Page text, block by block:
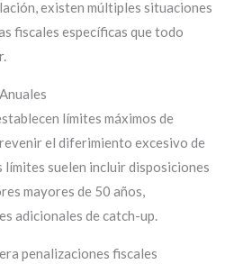
existen múltiples situaciones
fiscales específicas que todo
límites máximos de
el diferimiento excesivo de
suelen incluir disposiciones
mayores de 50 años,
adicionales de catch-up.
penalizaciones fiscales